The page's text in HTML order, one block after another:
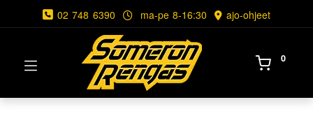
02 748 6390 ma-pe 8-16:30 ajo-ohjeet
0